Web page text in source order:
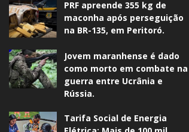
PRF apreende 355 kg de
maconha após perseguição
na BR-135, em Peritoró.
Jovem maranhense é dado
como morto em combate na
guerra entre Ucrânia e
Rússia.
Tarifa Social de Energia